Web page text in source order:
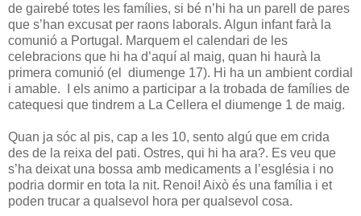
de gairebé totes les famílies, si bé n’hi ha un parell de pares
que s’han excusat per raons laborals. Algun infant farà la
comunió a Portugal. Marquem el calendari de les
celebracions que hi ha d’aquí al maig, quan hi haurà la
primera comunió (el diumenge 17). Hi ha un ambient cordial
i amable. I els animo a participar a la trobada de famílies de
catequesi que tindrem a La Cellera el diumenge 1 de maig.
Quan ja sóc al pis, cap a les 10, sento algú que em crida
des de la reixa del pati. Ostres, qui hi ha ara?. Es veu que
s’ha deixat una bossa amb medicaments a l’església i no
podria dormir en tota la nit. Renoi! Això és una família i et
poden trucar a qualsevol hora per qualsevol cosa.